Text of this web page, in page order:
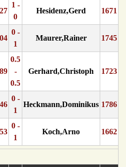
1 -
0
Hesidenz,Gerd 1671
0 -
1
Maurer,Rainer 1745
0.5
-
0.5
Gerhard,Christoph 1723
0 -
1
Heckmann,Dominikus 1786
0 -
1
Koch,Arno 1662